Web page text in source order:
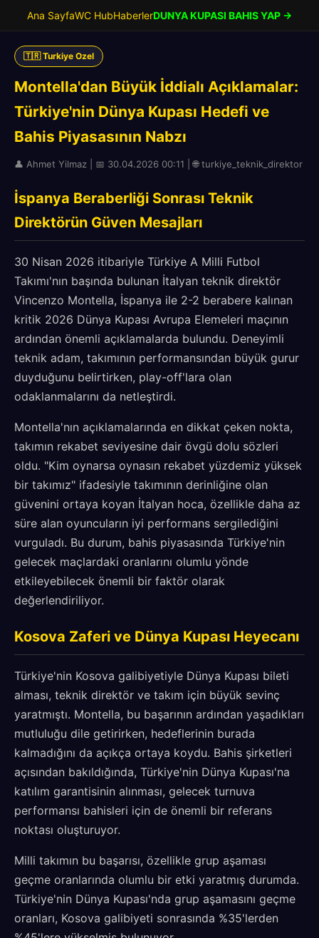
Ana SayfaWC HubHaberlerDUNYA KUPASI BAHIS YAP →
🇹🇷 Turkiye Ozel
Montella'dan Büyük İddialı Açıklamalar:
Türkiye'nin Dünya Kupası Hedefi ve
Bahis Piyasasının Nabzı
👤 Ahmet Yilmaz | 📅 30.04.2026 00:11 | 🌐 turkiye_teknik_direktor
İspanya Beraberliği Sonrası Teknik
Direktörün Güven Mesajları
30 Nisan 2026 itibariyle Türkiye A Milli Futbol
Takımı'nın başında bulunan İtalyan teknik direktör
Vincenzo Montella, İspanya ile 2-2 berabere kalınan
kritik 2026 Dünya Kupası Avrupa Elemeleri maçının
ardından önemli açıklamalarda bulundu. Deneyimli
teknik adam, takımının performansından büyük gurur
duyduğunu belirtirken, play-off'lara olan
odaklanmalarını da netleştirdi.
Montella'nın açıklamalarında en dikkat çeken nokta,
takımın rekabet seviyesine dair övgü dolu sözleri
oldu. "Kim oynarsa oynasın rekabet yüzdemiz yüksek
bir takımız" ifadesiyle takımının derinliğine olan
güvenini ortaya koyan İtalyan hoca, özellikle daha az
süre alan oyuncuların iyi performans sergilediğini
vurguladı. Bu durum, bahis piyasasında Türkiye'nin
gelecek maçlardaki oranlarını olumlu yönde
etkileyebilecek önemli bir faktör olarak
değerlendiriliyor.
Kosova Zaferi ve Dünya Kupası Heyecanı
Türkiye'nin Kosova galibiyetiyle Dünya Kupası bileti
alması, teknik direktör ve takım için büyük sevinç
yaratmıştı. Montella, bu başarının ardından yaşadıkları
mutluluğu dile getirirken, hedeflerinin burada
kalmadığını da açıkça ortaya koydu. Bahis şirketleri
açısından bakıldığında, Türkiye'nin Dünya Kupası'na
katılım garantisinin alınması, gelecek turnuva
performansı bahisleri için de önemli bir referans
noktası oluşturuyor.
Milli takımın bu başarısı, özellikle grup aşaması
geçme oranlarında olumlu bir etki yaratmış durumda.
Türkiye'nin Dünya Kupası'nda grup aşamasını geçme
oranları, Kosova galibiyeti sonrasında %35'lerden